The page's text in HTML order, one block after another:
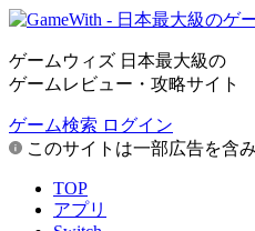
ゲームウィズ 日本最大級の
ゲームレビュー・攻略サイト
ゲーム検索 ログイン
このサイトは一部広告を含
TOP
アプリ